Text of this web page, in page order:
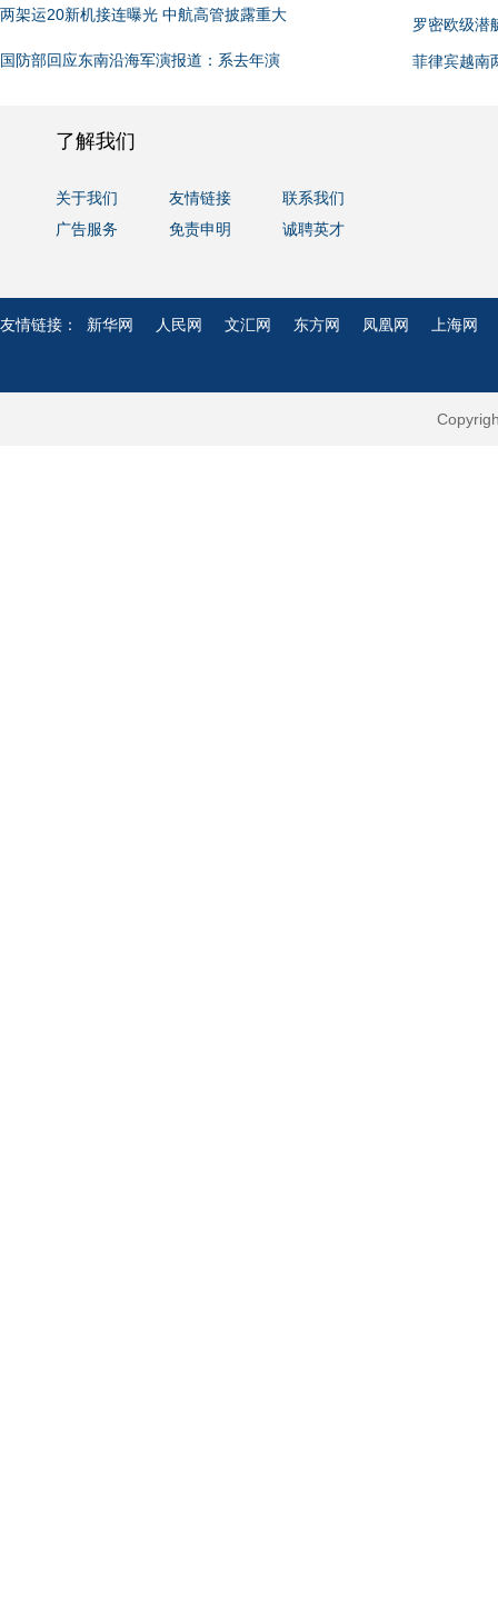
两架运20新机接连曝光 中航高管披露重大
国防部回应东南沿海军演报道：系去年演
罗密欧级潜
菲律宾越南
了解我们
关于我们 友情链接
联系我们
广告服务
免责申明 诚聘英才
友情链接： 新华网 人民网 文汇网 东方网 凤凰网 上海网